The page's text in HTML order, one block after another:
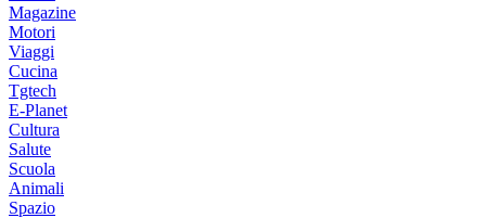
Magazine
Motori
Viaggi
Cucina
Tgtech
E-Planet
Cultura
Salute
Scuola
Animali
Spazio